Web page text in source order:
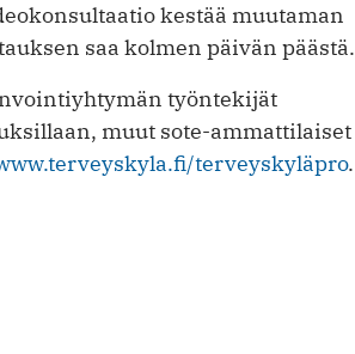
kestää muutaman
saa kolmen päivän päästä.
työntekijät
muut sote-ammattilaiset
terveyskyläpro.